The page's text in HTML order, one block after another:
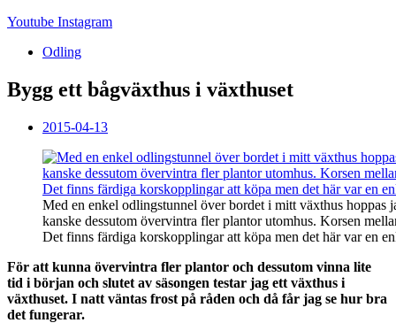
Youtube Instagram
Odling
Bygg ett bågväxthus i växthuset
2015-04-13
Med en enkel odlingstunnel över bordet i mitt växthus hoppas
kanske dessutom övervintra fler plantor utomhus. Korsen
Det finns färdiga korskopplingar att köpa men det här var en
För att kunna övervintra fler plantor och dessutom vinna lite
tid i början och slutet av säsongen testar jag ett växthus i
växthuset. I natt väntas frost på råden och då får jag se hur bra
det fungerar.